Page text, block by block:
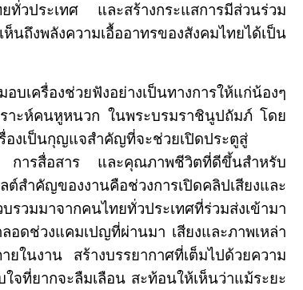
ทั่วประเทศ และสร้างกระแสการมีส่วนร่วม
นถึงพลังความเอื้ออาทรของสังคมไทยได้เป็น
เครื่องช่วยฟังอย่างเป็นทางการให้แก่น้องๆ
าะห์คนหูหนวก ในพระบรมราชินูปถัมภ์ โดย
องเป็นกุญแจสำคัญที่จะช่วยเปิดประตูสู่
รู้ การสื่อสาร และคุณภาพชีวิตที่ดีขึ้นสำหรับ
ำคัญของงานคือช่วงการเปิดคลิปเสียงและ
วมมาจากคนไทยทั่วประเทศที่ร่วมส่งเข้ามา
อดช่วงแคมเปญที่ผ่านมา เสียงและภาพเหล่า
ในงาน สร้างบรรยากาศที่เต็มไปด้วยความ
จที่ยากจะลืมเลือน สะท้อนให้เห็นว่าแม้ระยะ